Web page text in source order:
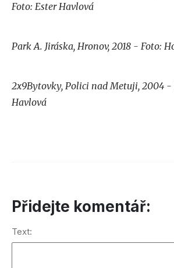
Foto: Ester Havlová
Park A. Jiráska, Hronov, 2018 - Foto:
2x9Bytovky, Polici nad Metuji, 2004 -
Havlová
Přidejte komentář:
Text: